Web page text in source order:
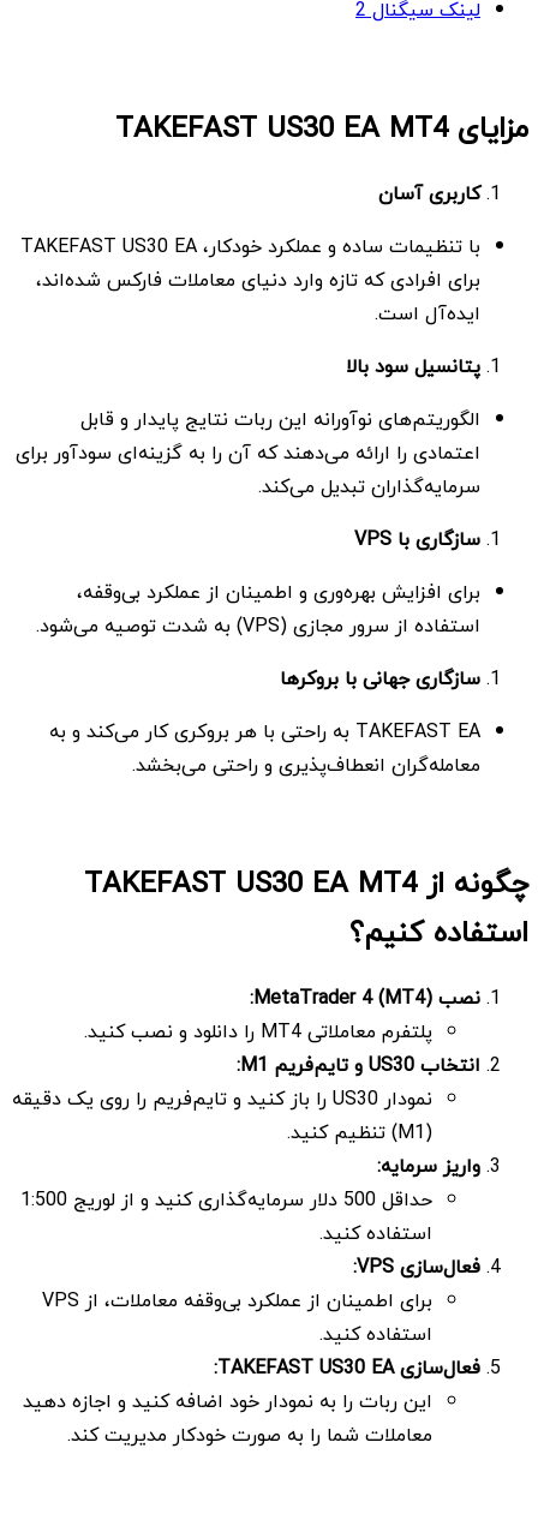
لینک سیگنال 2
مزایای TAKEFAST US30 EA MT4
کاربری آسان
با تنظیمات ساده و عملکرد خودکار، TAKEFAST US30 EA
برای افرادی که تازه وارد دنیای معاملات فارکس شده‌اند،
ایده‌آل است.
پتانسیل سود بالا
الگوریتم‌های نوآورانه این ربات نتایج پایدار و قابل
اعتمادی را ارائه می‌دهند که آن را به گزینه‌ای سودآور برای
سرمایه‌گذاران تبدیل می‌کند.
سازگاری با
برای افزایش بهره‌وری و اطمینان از عملکرد بی‌وقفه،
استفاده از سرور مجازی (VPS) به شدت توصیه می‌شود.
سازگاری جهانی با بروکرها
TAKEFAST EA به راحتی با هر بروکری کار می‌کند و به
معامله‌گران انعطاف‌پذیری و راحتی می‌بخشد.
چگونه از TAKEFAST US30 EA MT4
استفاده کنیم؟
نصب
پلتفرم معاملاتی MT4 را دانلود و نصب کنید.
انتخاب
و تایم‌فریم M1
:
نمودار US30 را باز کنید و تایم‌فریم را روی یک دقیقه
(M1) تنظیم کنید.
واریز سرمایه:
حداقل 500 دلار سرمایه‌گذاری کنید و از لوریج 1:500
استفاده کنید.
فعال‌سازیVPS
:
برای اطمینان از عملکرد بی‌وقفه معاملات، از VPS
استفاده کنید.
فعال‌سازیTAKEFAST US30 EA
:
این ربات را به نمودار خود اضافه کنید و اجازه دهید
معاملات شما را به صورت خودکار مدیریت کند.